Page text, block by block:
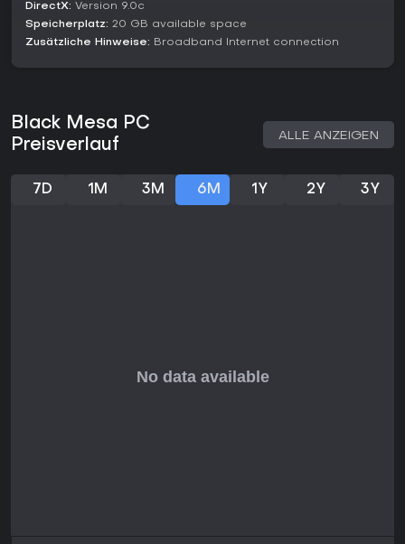
DirectX: Version 9.0c
Speicherplatz: 20 GB available space
Zusätzliche Hinweise: Broadband Internet connection
Black Mesa PC
Preisverlauf
ALLE ANZEIGEN
7D 1M 3M 6M 1Y 2Y 3Y